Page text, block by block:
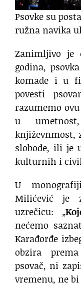
Psovke su
ružna navika
Zanimljivo je
godina,
komade i u
povesti
razumemo
u
književnmost,
slobode, ili je
kulturnih i
U
Milićević je
uzrečicu: „
nećemo
Karađorđe
obzira
psovač, ni
vremenu, ne